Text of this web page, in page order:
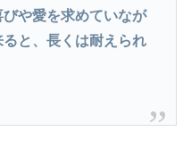
や愛を求めていなが
と、長くは耐えられ